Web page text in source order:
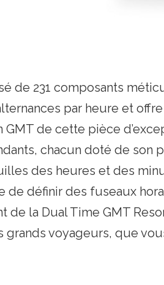
de 231 composants
par heure et
GMT de cette pièce
chacun doté de son
des heures et des
de définir des fuseaux
de la Dual Time GMT
grands voyageurs, que